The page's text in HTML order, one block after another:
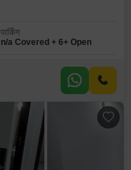
पार्किंग
n/a Covered + 6+ Open